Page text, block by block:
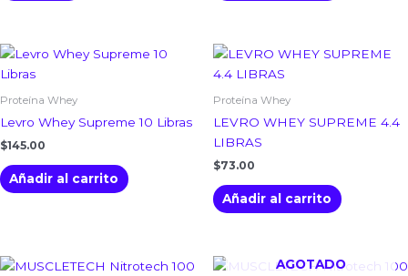
Proteína Whey
Levro Whey Supreme 10 Libras
$145.00
Añadir al carrito
Proteína Whey
LEVRO WHEY SUPREME 4.4
LIBRAS
$73.00
Añadir al carrito
AGOTADO